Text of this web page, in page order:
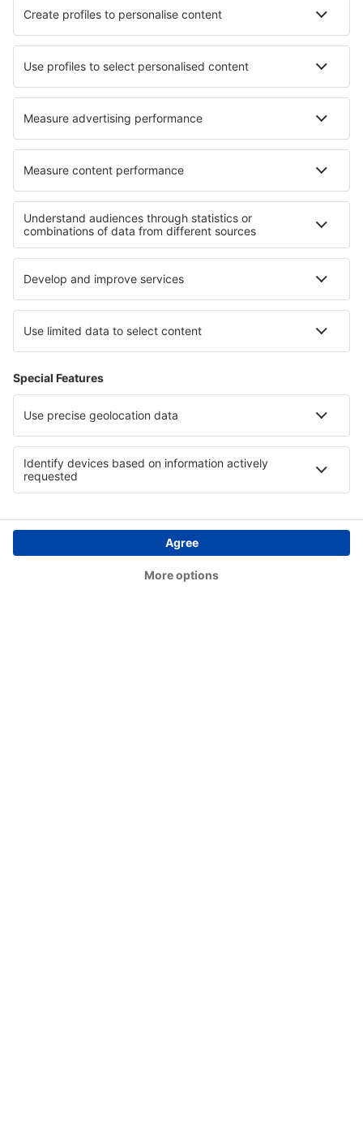
Río Gallegos (RGL)
Paso de los Libres Airport (AOL)
Concordia - Comodoro Pierrestegui (COC)
Reconquista Aeroporto (RCQ)
Rincón de los Sauces (RDS)
San Rafael S.A. Santiago Germano (AFA)
Santa Rosa (RSA)
Santa Teresita (SST)
Tandil (TDL)
San Carlos de Bariloche Teniente Luis Candelaria
(BRC)
Valle del Conlara (RLO)
Villa Gesell (VGL)
Villa Reynolds (VME)